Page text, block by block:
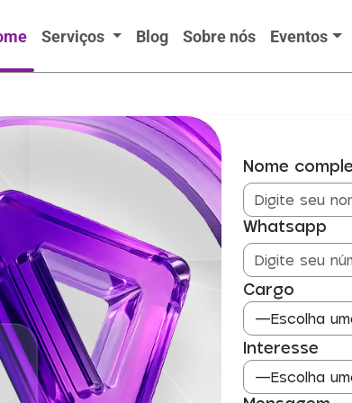
Serviços Blog Sobre nós Eventos
Nome
Whatsapp
Cargo
Interesse